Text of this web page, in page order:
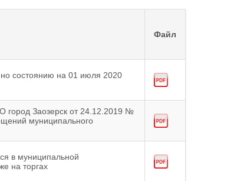
Файл
состоянию на 01 июля 2020
город Заозерск от 24.12.2019 №
муниципального
в муниципальной
на торгах